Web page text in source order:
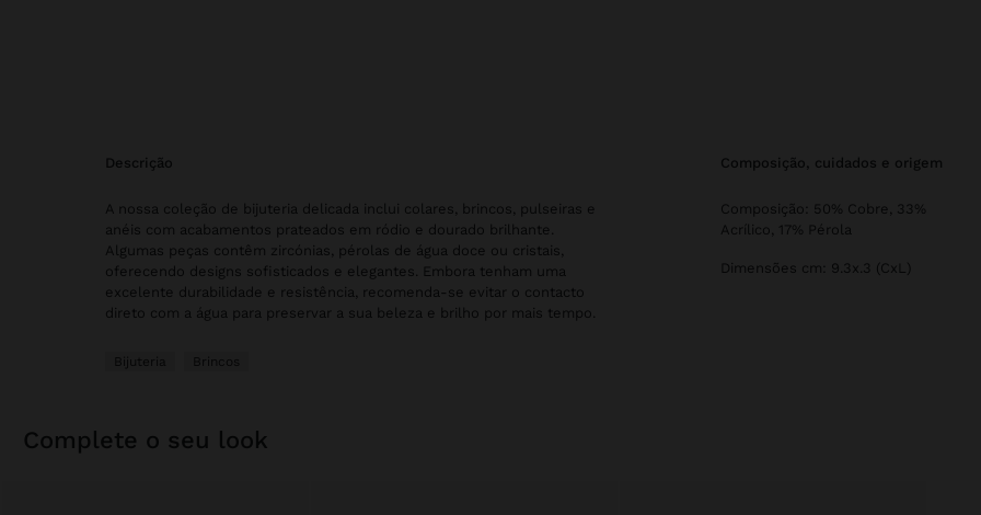
descrição
A nossa coleção de bijuteria delicada inclui colares, brincos, pulseiras e
anéis com acabamentos prateados em ródio e dourado brilhante.
Algumas peças contêm zircónias, pérolas de água doce ou cristais,
oferecendo designs sofisticados e elegantes. Embora tenham uma
excelente durabilidade e resistência, recomenda-se evitar o contacto
direto com a água para preservar a sua beleza e brilho por mais tempo.
Bijuteria Brincos
composição, cuidados e origem
Composição: 50% Cobre, 33%
Acrílico, 17% Pérola
Dimensões cm: 9.3x.3 (CxL)
complete o seu look